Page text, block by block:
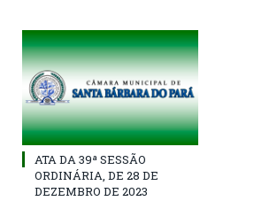
ATA DA 39ª SESSÃO
ORDINÁRIA, DE 28 DE
DEZEMBRO DE 2023